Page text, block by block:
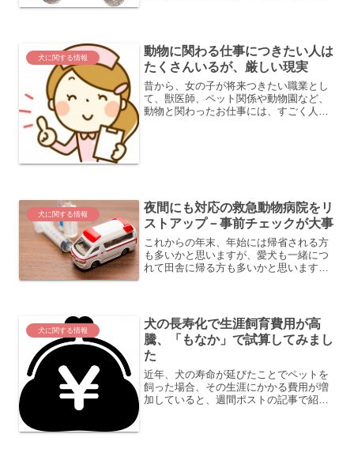
んどです。そのためか、「...
犬に関する情報
動物に関わる仕事につきたい人は
たくさんいるが、厳しい現実
昔から、女の子が将来つきたい職業とし
て、獣医師、ペット関係や動物園など、
動物と関わったお仕事には、すごく人気
犬に関する情報
夜間にも対応の救急動物病院をリ
ストアップ－事前チェックが大事
これからの年末、年始には帰省される方
も多いかと思いますが、愛犬も一緒につ
れて田舎に帰る方も多いかと思います。
とき、そんな緊急事態がおき...
犬に関する情報
犬の長寿化で生涯飼育費用が高
騰、「もなか」で試算してみまし
た
近年、犬の寿命が延びたことでペットを
飼った場合、その生涯にかかる費用が増
加していると、週間ポストの記事で紹介